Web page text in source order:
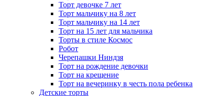
Торт девочке 7 лет
Торт мальчику на 8 лет
Торт мальчику на 14 лет
Торт на 15 лет для мальчика
Торты в стиле Космос
Робот
Черепашки Ниндзя
Торт на рождение девочки
Торт на крещение
Торт на вечеринку в честь пола ребенка
Детские торты